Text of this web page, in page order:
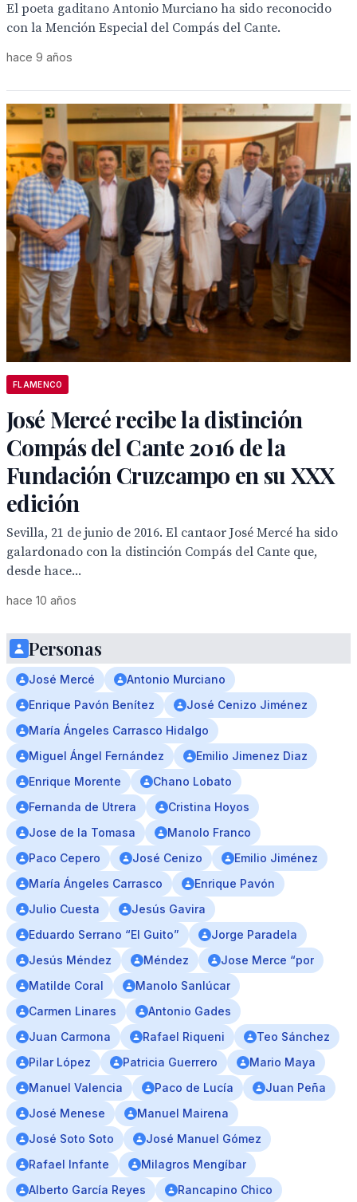
El poeta gaditano Antonio Murciano ha sido reconocido
con la Mención Especial del Compás del Cante.
hace 9 años
FLAMENCO
José Mercé recibe la distinción
Compás del Cante 2016 de la
Fundación Cruzcampo en su XXX
edición
Sevilla, 21 de junio de 2016. El cantaor José Mercé ha sido
galardonado con la distinción Compás del Cante que,
desde hace...
hace 10 años
Personas
José Mercé
Antonio Murciano
Enrique Pavón Benítez
José Cenizo Jiménez
María Ángeles Carrasco Hidalgo
Miguel Ángel Fernández
Emilio Jimenez Diaz
Enrique Morente
Chano Lobato
Fernanda de Utrera
Cristina Hoyos
Jose de la Tomasa
Manolo Franco
Paco Cepero
José Cenizo
Emilio Jiménez
María Ángeles Carrasco
Enrique Pavón
Julio Cuesta
Jesús Gavira
Eduardo Serrano “El Guito”
Jorge Paradela
Jesús Méndez
Méndez
Jose Merce “por
Matilde Coral
Manolo Sanlúcar
Carmen Linares
Antonio Gades
Juan Carmona
Rafael Riqueni
Teo Sánchez
Pilar López
Patricia Guerrero
Mario Maya
Manuel Valencia
Paco de Lucía
Juan Peña
José Menese
Manuel Mairena
José Soto Soto
José Manuel Gómez
Rafael Infante
Milagros Mengíbar
Alberto García Reyes
Rancapino Chico